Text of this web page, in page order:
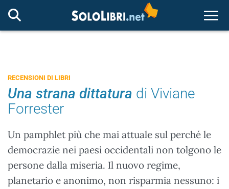
RECENSIONI DI LIBRI
Una strana dittatura di Viviane
Forrester
Un pamphlet più che mai attuale sul perché le
democrazie nei paesi occidentali non tolgono le
persone dalla miseria. Il nuovo regime,
planetario e anonimo, non risparmia nessuno: i